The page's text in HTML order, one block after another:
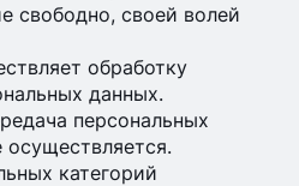
свободно, своей волей
обработку
данных.
персональных
категорий